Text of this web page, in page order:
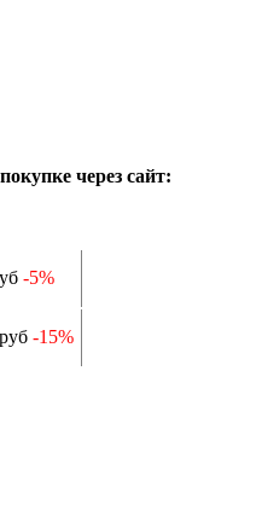
через сайт:
-5%
руб -15%